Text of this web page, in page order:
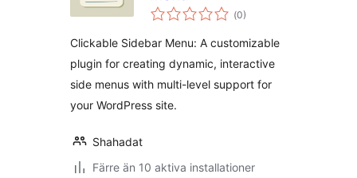
(Totalt
antal
0)
Clickable Sidebar Menu: A customizable
plugin for creating dynamic, interactive
side menus with multi-level support for
your WordPress site.
Shahadat
Färre än 10 aktiva installationer